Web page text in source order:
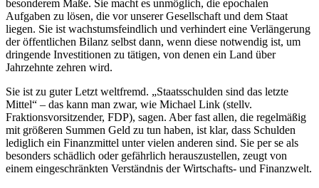
besonderem Maße. Sie macht es unmöglich, die epochalen
Aufgaben zu lösen, die vor unserer Gesellschaft und dem Staat
liegen. Sie ist wachstumsfeindlich und verhindert eine Verlängerung
der öffentlichen Bilanz selbst dann, wenn diese notwendig ist, um
dringende Investitionen zu tätigen, von denen ein Land über
Jahrzehnte zehren wird.
Sie ist zu guter Letzt weltfremd. „Staatsschulden sind das letzte
Mittel“ – das kann man zwar, wie Michael Link (stellv.
Fraktionsvorsitzender, FDP), sagen. Aber fast allen, die regelmäßig
mit größeren Summen Geld zu tun haben, ist klar, dass Schulden
lediglich ein Finanzmittel unter vielen anderen sind. Sie per se als
besonders schädlich oder gefährlich herauszustellen, zeugt von
einem eingeschränkten Verständnis der Wirtschafts- und Finanzwelt.